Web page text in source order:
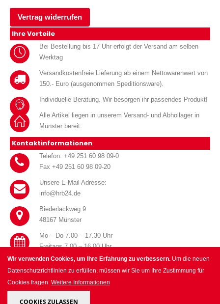
Wir verwenden Cookies, um Ihre Erfahrung zu verbessern. Um die neuen
Datenschutzrichtlinien zu erfüllen, müssen wir Sie um Ihre Zustimmung für
Cookies fragen. Weitere Informationen
COOKIES ZULASSEN
Vertrag widerrufen
Ihre Vorteile
Bei Bestellung bis 17 Uhr erfolgt der Versand am selben
Werktag
Versandkostenfreie Lieferung ab einem Nettowarenwert von
150.- Euro (ausgenommen Speditionsware).
Individuelle Beratung. Wir besorgen ihr passendes Produkt!
Alle Artikel liegen in unserem Versand- und Abhollager in
Münster bereit.
Kontaktinformationen
Telefon: +49 251 60 98 09-0
Fax +49 251 60 98 09-20
Unsere E-Mail Adresse:
info@hrb24.de
Biederlackweg 9
48167 Münster
Mo – Do 7.00 – 17.30 Uhr
Freitags 7.00 – 16.00 Uhr